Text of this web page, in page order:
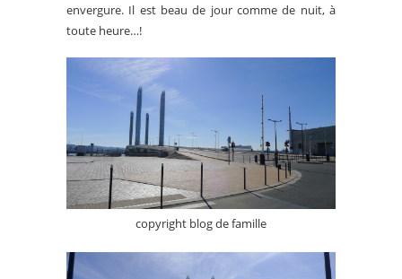
envergure. Il est beau de jour comme de nuit, à
toute heure…!
copyright blog de famille